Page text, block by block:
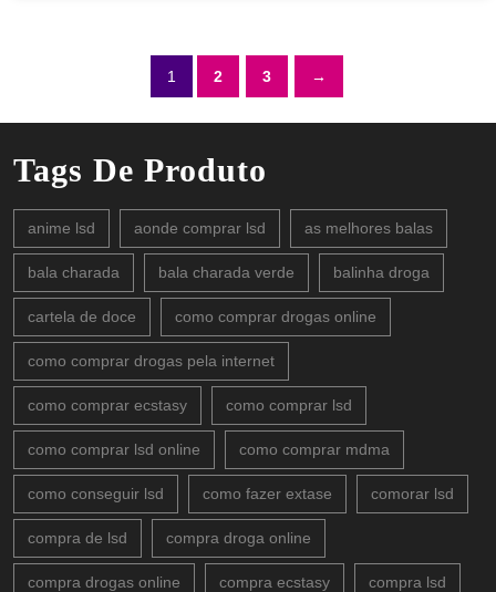
1 2 3 →
Tags De Produto
anime lsd aonde comprar lsd as melhores balas
bala charada bala charada verde balinha droga
cartela de doce como comprar drogas online
como comprar drogas pela internet
como comprar ecstasy como comprar lsd
como comprar lsd online como comprar mdma
como conseguir lsd como fazer extase comorar lsd
compra de lsd compra droga online
compra drogas online compra ecstasy compra lsd